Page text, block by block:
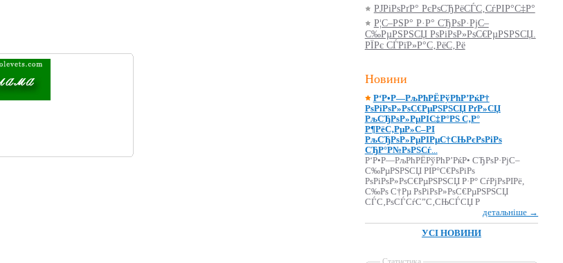
РЈРіРѕРґР° РєРѕСЂРёСЃС‚СѓРІР°С‡Р°
Р¦С–РЅР° Р·Р° СЂРѕР·РјС–
С‰РµРЅРЅСЏ РѕРіРѕР»РѕС€РµРЅРЅСЏ.
РЇРє СЃРїР»Р°С‚РёС‚Рё
Новини
Р‘Р•Р—РљРћРЁРўРћР’РќР†
РѕРіРѕР»РѕС€РµРЅРЅСЏ РґР»СЏ
РљСЂРѕР»РµРІС‡Р°РЅ С‚Р°
Р¶РёС‚РµР»С–РІ
РљСЂРѕР»РµРІРµС†СЊРєРѕРіРѕ
СЂР°Р№РѕРЅСѓ...
Р‘Р•Р—РљРћРЁРўРћР’РќР• СЂРѕР·РјС–
С‰РµРЅРЅСЏ РІР°С€РѕРіРѕ
РѕРіРѕР»РѕС€РµРЅРЅСЏ Р·Р° СѓРјРѕРІРё,
С‰Рѕ С†Рµ РѕРіРѕР»РѕС€РµРЅРЅСЏ
СЃС‚РѕСЃСѓС”С‚СЊСЃСЏ Р
детальніше →
УСІ НОВИНИ